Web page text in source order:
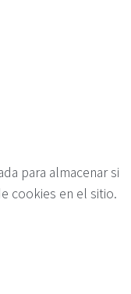
para almacenar si
cookies en el sitio.